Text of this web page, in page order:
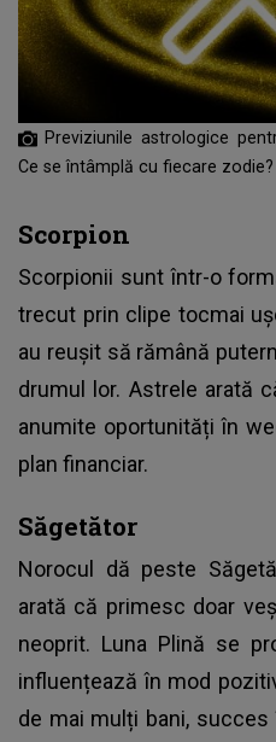
Previziunile astrologice
Ce se întâmplă cu fiecare zodie?
Scorpion
Scorpionii sunt într-o
trecut prin clipe tocmai
au reușit să rămână
drumul lor. Astrele arată
anumite oportunități în
plan financiar.
Săgetător
Norocul dă peste
arată că primesc doar
neoprit. Luna Plină se
influențează în mod
de mai mulți bani,